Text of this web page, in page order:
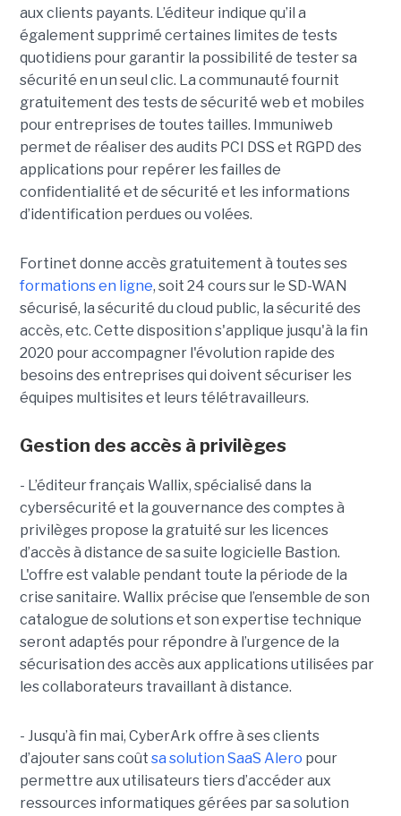
aux clients payants. L’éditeur indique qu’il a
également supprimé certaines limites de tests
quotidiens pour garantir la possibilité de tester sa
sécurité en un seul clic. La communauté fournit
gratuitement des tests de sécurité web et mobiles
pour entreprises de toutes tailles. Immuniweb
permet de réaliser des audits PCI DSS et RGPD des
applications pour repérer les failles de
confidentialité et de sécurité et les informations
d’identification perdues ou volées.
Fortinet donne accès gratuitement à toutes ses
formations en ligne, soit 24 cours sur le SD-WAN
sécurisé, la sécurité du cloud public, la sécurité des
accès, etc. Cette disposition s'applique jusqu'à la fin
2020 pour accompagner l'évolution rapide des
besoins des entreprises qui doivent sécuriser les
équipes multisites et leurs télétravailleurs.
Gestion des accès à privilèges
- L’éditeur français Wallix, spécialisé dans la
cybersécurité et la gouvernance des comptes à
privilèges propose la gratuité sur les licences
d’accès à distance de sa suite logicielle Bastion.
L'offre est valable pendant toute la période de la
crise sanitaire. Wallix précise que l’ensemble de son
catalogue de solutions et son expertise technique
seront adaptés pour répondre à l’urgence de la
sécurisation des accès aux applications utilisées par
les collaborateurs travaillant à distance.
- Jusqu’à fin mai, CyberArk offre à ses clients
d’ajouter sans coût sa solution SaaS Alero pour
permettre aux utilisateurs tiers d’accéder aux
ressources informatiques gérées par sa solution